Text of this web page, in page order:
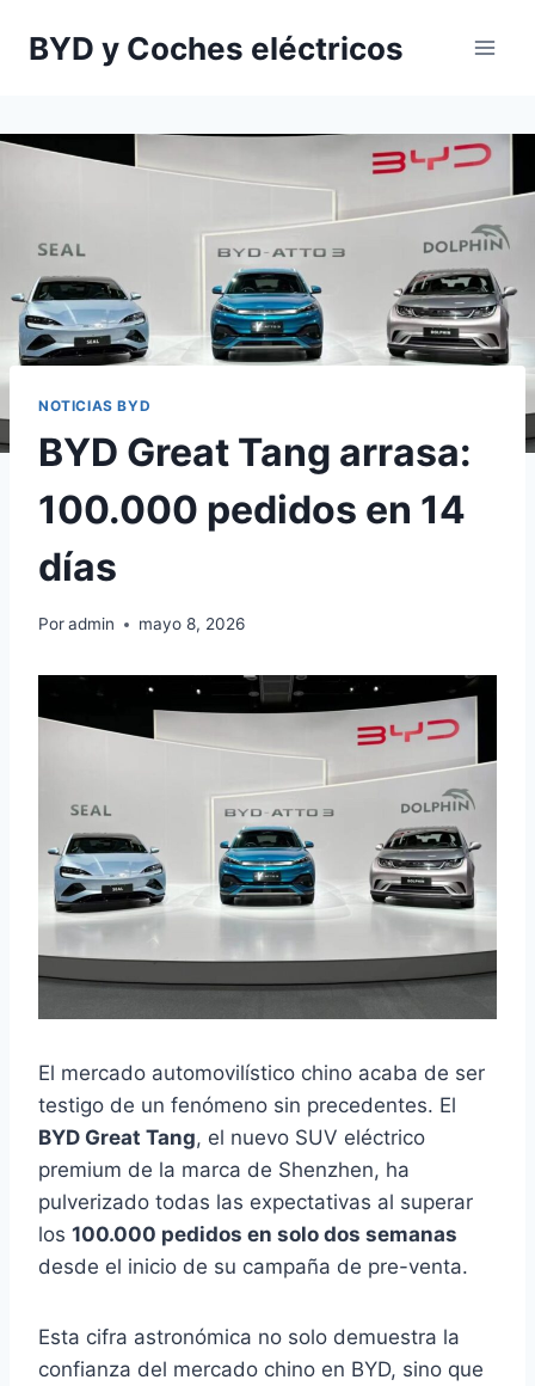
BYD y Coches eléctricos
NOTICIAS BYD
BYD Great Tang arrasa:
100.000 pedidos en 14
días
Poradmin mayo 8, 2026
El mercado automovilístico chino acaba de ser
testigo de un fenómeno sin precedentes. El
BYD Great Tang, el nuevo SUV eléctrico
premium de la marca de Shenzhen, ha
pulverizado todas las expectativas al superar
los 100.000 pedidos en solo dos semanas
desde el inicio de su campaña de pre-venta.
Esta cifra astronómica no solo demuestra la
confianza del mercado chino en BYD, sino que